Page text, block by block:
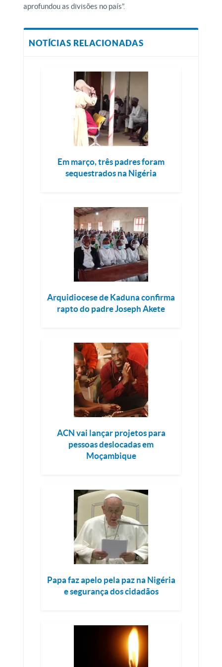
aprofundou as divisões no país”.
NOTÍCIAS RELACIONADAS
Em março, três padres foram
sequestrados na Nigéria
Arquidiocese de Kaduna confirma
rapto do padre Joseph Akete
ACN vai lançar projetos para
pessoas deslocadas em
Moçambique
Papa faz apelo pela paz na Nigéria
e segurança dos cidadãos